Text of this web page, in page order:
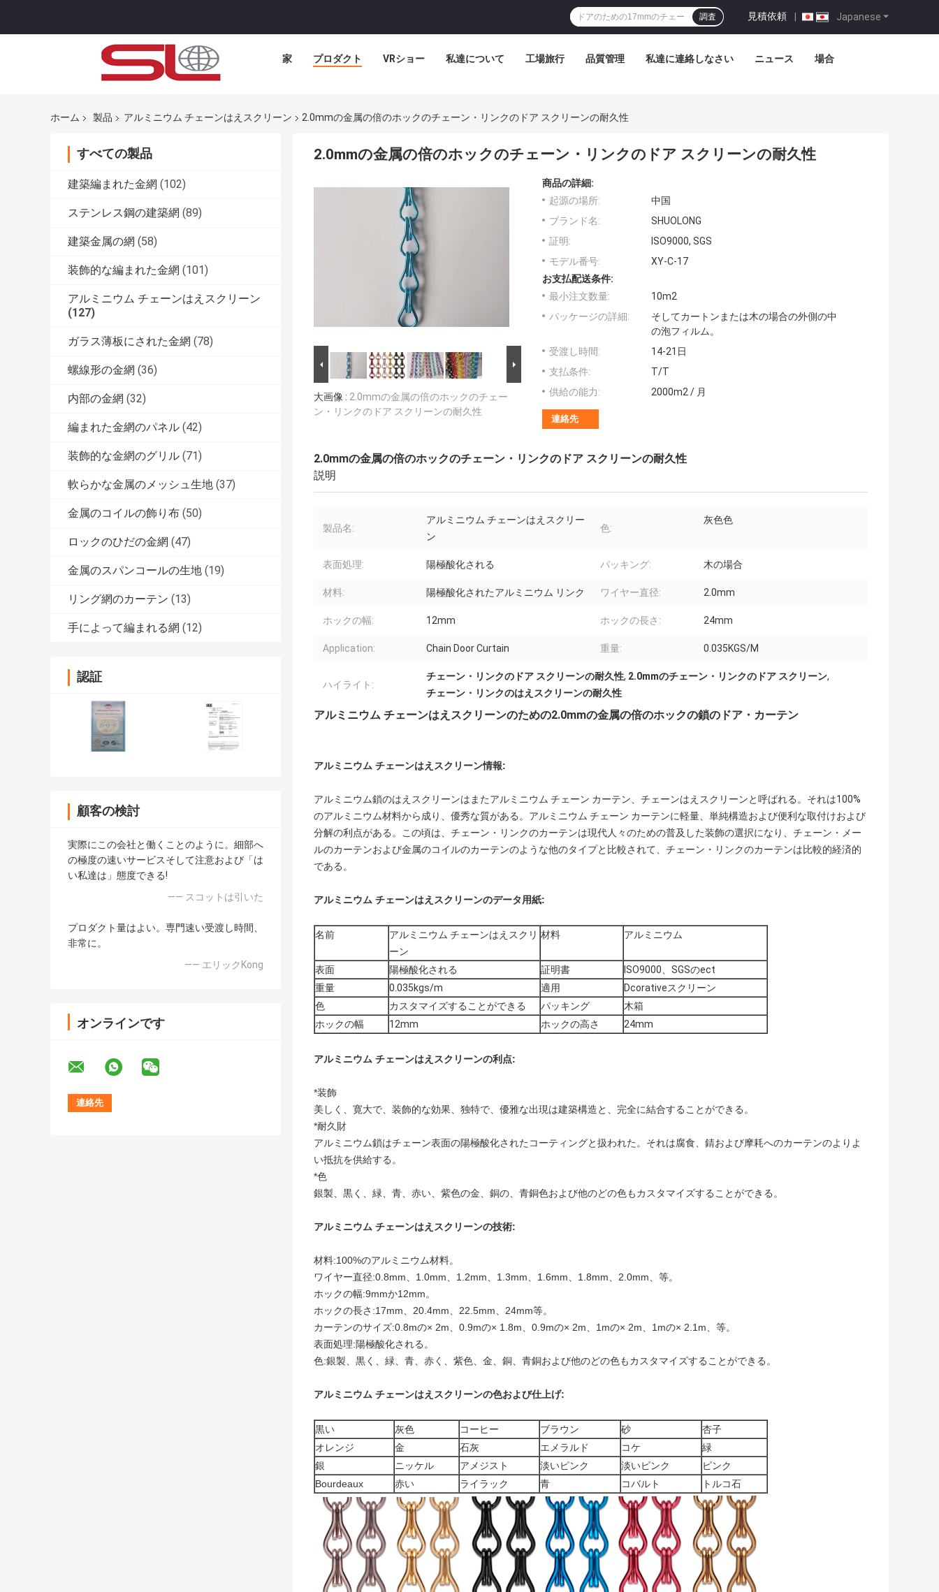
Japanese
見積依頼 |
調査
家 プロダクト VRショー 私達について 工場旅行 品質管理 私達に連絡しなさい ニュース 場合
ホーム 製品 アルミニウム チェーンはえスクリーン 2.0mmの金属の倍のホックのチェーン・リンクのドア スクリーンの耐久性
すべての製品
建築編まれた金網 (102)
ステンレス鋼の建築網 (89)
建築金属の網 (58)
装飾的な編まれた金網 (101)
アルミニウム チェーンはえスクリーン
(127)
ガラス薄板にされた金網 (78)
螺線形の金網 (36)
内部の金網 (32)
編まれた金網のパネル (42)
装飾的な金網のグリル (71)
軟らかな金属のメッシュ生地 (37)
金属のコイルの飾り布 (50)
ロックのひだの金網 (47)
金属のスパンコールの生地 (19)
リング網のカーテン (13)
手によって編まれる網 (12)
認証
顧客の検討
実際にこの会社と働くことのように。細部へ
の極度の速いサービスそして注意および「は
い私達は」態度できる!
—— スコットは引いた
プロダクト量はよい。専門速い受渡し時間、
非常に。
—— エリックKong
オンラインです
2.0mmの金属の倍のホックのチェーン・リンクのドア スクリーンの耐久性
大画像 : 2.0mmの金属の倍のホックのチェー
ン・リンクのドア スクリーンの耐久性
商品の詳細:
起源の場所:
中国
ブランド名:
SHUOLONG
証明:
ISO9000, SGS
モデル番号:
XY-C-17
お支払配送条件:
最小注文数量:
10m2
パッケージの詳細:
そしてカートンまたは木の場合の外側の中
の泡フィルム。
受渡し時間:
14-21日
支払条件:
T/T
供給の能力:
2000m2 / 月
連絡先
2.0mmの金属の倍のホックのチェーン・リンクのドア スクリーンの耐久性
説明
製品名:
アルミニウム チェーンはえスクリー
ン
色:
灰色色
表面処理: 陽極酸化される パッキング: 木の場合
材料: 陽極酸化されたアルミニウム リンク ワイヤー直径: 2.0mm
ホックの幅: 12mm ホックの長さ: 24mm
Application: Chain Door Curtain 重量: 0.035KGS/M
ハイライト:
チェーン・リンクのドア スクリーンの耐久性, 2.0mmのチェーン・リンクのドア スクリーン,
チェーン・リンクのはえスクリーンの耐久性
アルミニウム チェーンはえスクリーンのための2.0mmの金属の倍のホックの鎖のドア・カーテン
アルミニウム チェーンはえスクリーン情報:
アルミニウム鎖のはえスクリーンはまたアルミニウム チェーン カーテン、チェーンはえスクリーンと呼ばれる。それは100%
のアルミニウム材料から成り、優秀な質がある。アルミニウム チェーン カーテンに軽量、単純構造および便利な取付けおよび
分解の利点がある。この頃は、チェーン・リンクのカーテンは現代人々のための普及した装飾の選択になり、チェーン・メー
ルのカーテンおよび金属のコイルのカーテンのような他のタイプと比較されて、チェーン・リンクのカーテンは比較的経済的
である。
アルミニウム チェーンはえスクリーンのデータ用紙:
名前
アルミニウム チェーンはえスクリ
ーン
材料 アルミニウム
表面 陽極酸化される 証明書
ISO9000、SGSのect
重量
0.035kgs/m 適用
Dcorativeスクリーン
色
カスタマイズすることができる パッキング
木箱
ホックの幅
12mm ホックの高さ 24mm
アルミニウム チェーンはえスクリーンの利点:
*装飾
美しく、寛大で、装飾的な効果、独特で、優雅な出現は建築構造と、完全に結合することができる。
*耐久財
アルミニウム鎖はチェーン表面の陽極酸化されたコーティングと扱われた。それは腐食、錆および摩耗へのカーテンのよりよ
い抵抗を供給する。
*色
銀製、黒く、緑、青、赤い、紫色の金、銅の、青銅色および他のどの色もカスタマイズすることができる。
アルミニウム チェーンはえスクリーンの技術:
材料:100%のアルミニウム材料。
ワイヤー直径:0.8mm、1.0mm、1.2mm、1.3mm、1.6mm、1.8mm、2.0mm、等。
ホックの幅:9mmか12mm。
ホックの長さ:17mm、20.4mm、22.5mm、24mm等。
カーテンのサイズ:0.8mの× 2m、0.9mの× 1.8m、0.9mの× 2m、1mの× 2m、1mの× 2.1m、等。
表面処理:陽極酸化される。
色:銀製、黒く、緑、青、赤く、紫色、金、銅、青銅および他のどの色もカスタマイズすることができる。
アルミニウム チェーンはえスクリーンの色および仕上げ:
黒い 灰色 コーヒー ブラウン 砂
杏子
オレンジ
金 石灰 エメラルド コケ
緑
銀
ニッケル アメジスト 淡いピンク 淡いピンク
ピンク
Bourdeaux
赤い ライラック 青 コバルト トルコ石